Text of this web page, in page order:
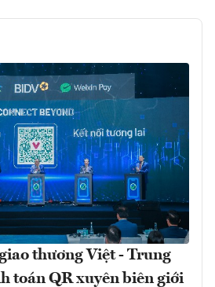
thương Việt - Trung
toán QR xuyên biên giới